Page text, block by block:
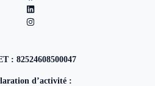
: 82524608500047
d’activité :